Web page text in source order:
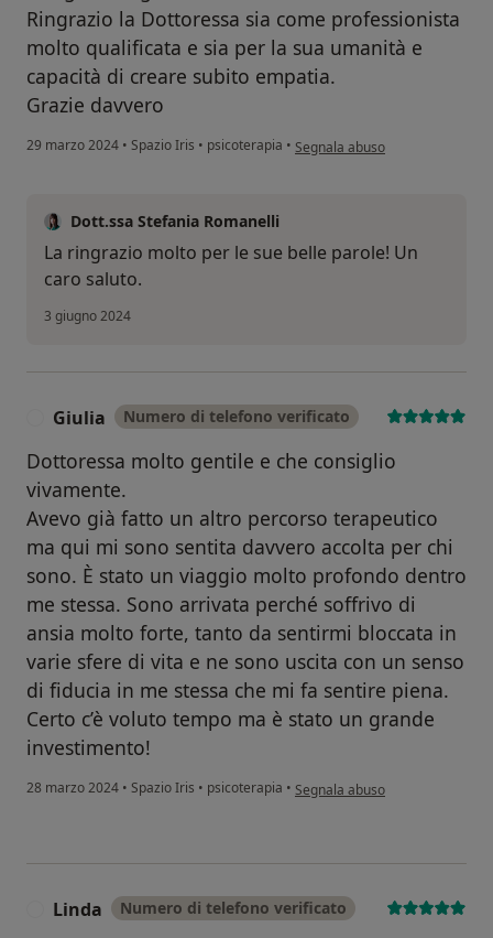
Ringrazio la Dottoressa sia come professionista
molto qualificata e sia per la sua umanità e
capacità di creare subito empatia.
Grazie davvero
29 marzo 2024 • Spazio Iris • psicoterapia • secondo l'opinione dell'utente
Segnala abuso
Dott.ssa Stefania Romanelli
La ringrazio molto per le sue belle parole! Un
caro saluto.
3 giugno 2024
Giulia Numero di telefono verificato
Dottoressa molto gentile e che consiglio
vivamente.
Avevo già fatto un altro percorso terapeutico
ma qui mi sono sentita davvero accolta per chi
sono. È stato un viaggio molto profondo dentro
me stessa. Sono arrivata perché soffrivo di
ansia molto forte, tanto da sentirmi bloccata in
varie sfere di vita e ne sono uscita con un senso
di fiducia in me stessa che mi fa sentire piena.
Certo c’è voluto tempo ma è stato un grande
investimento!
28 marzo 2024 • Spazio Iris • psicoterapia • secondo l'opinione dell'utente
Segnala abuso
Linda Numero di telefono verificato